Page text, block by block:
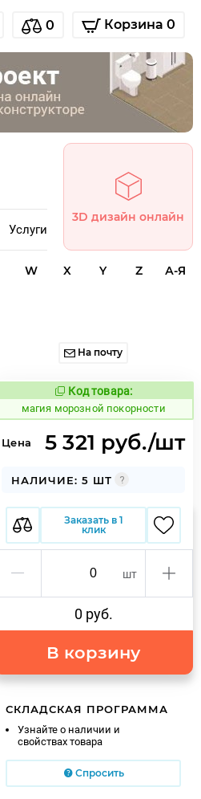
0 Корзина 0
Услуги
3D дизайн онлайн
W X Y Z А-Я
На почту
Код товара:
913697 Код товара:
магия морозной покорности
Цена 5 321 руб./шт
НАЛИЧИЕ: 5 ШТ
Заказать в 1
клик
шт
0 руб.
В корзину
СКЛАДСКАЯ ПРОГРАММА
Узнайте о наличии и
свойствах товара
Спросить